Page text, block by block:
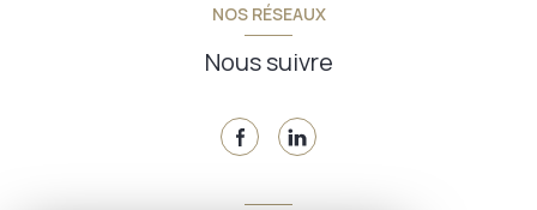
NOS RÉSEAUX
Nous suivre